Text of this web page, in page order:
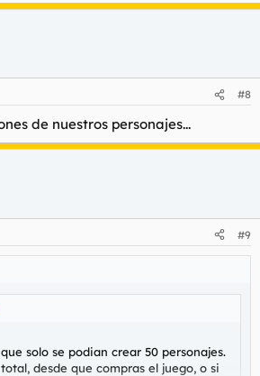
#8
de nuestros personajes...
#9
solo se podian crear 50 personajes.
desde que compras el juego, o si